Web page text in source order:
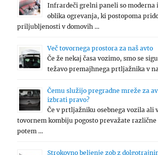
Infrardeči grelni paneli so moderna
oblika ogrevanja, ki postopoma
priljubljenosti v domovih …
Več tovornega prostora za naš avto
Če že nekaj časa vozimo, smo se
težavo premajhnega prtljažnika v
Čemu služijo pregradne mreže za
izbrati pravo?
Če v prtljažniku osebnega vozila ali
tovornem kombiju pogosto prevažate
potem …
Strokovno beljenje zob z